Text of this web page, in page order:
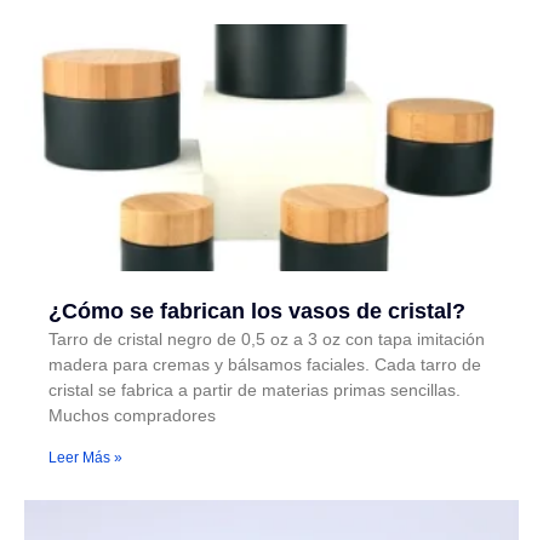
¿Cómo se fabrican los vasos de cristal?
Tarro de cristal negro de 0,5 oz a 3 oz con tapa imitación
madera para cremas y bálsamos faciales. Cada tarro de
cristal se fabrica a partir de materias primas sencillas.
Muchos compradores
Leer Más »